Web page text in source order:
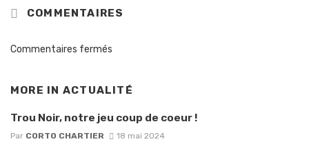
COMMENTAIRES
Commentaires fermés
MORE IN ACTUALITÉ
Trou Noir, notre jeu coup de coeur !
Par CORTO CHARTIER 18 mai 2024